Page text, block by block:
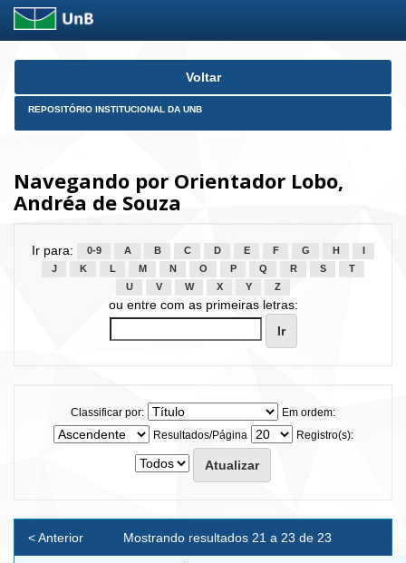
Skip
Voltar
REPOSITÓRIO INSTITUCIONAL DA UNB
Navegando por Orientador Lobo,
Andréa de Souza
Ir para: 0-9 A B C D E F G H
J
K L M N O P Q R S
T
U
V W X Y Z
ou entre com as primeiras letras:
Classificar por:
Em ordem:
Resultados/Página
Registro(s):
Mostrando resultados 21 a 23 de 23
< Anterior